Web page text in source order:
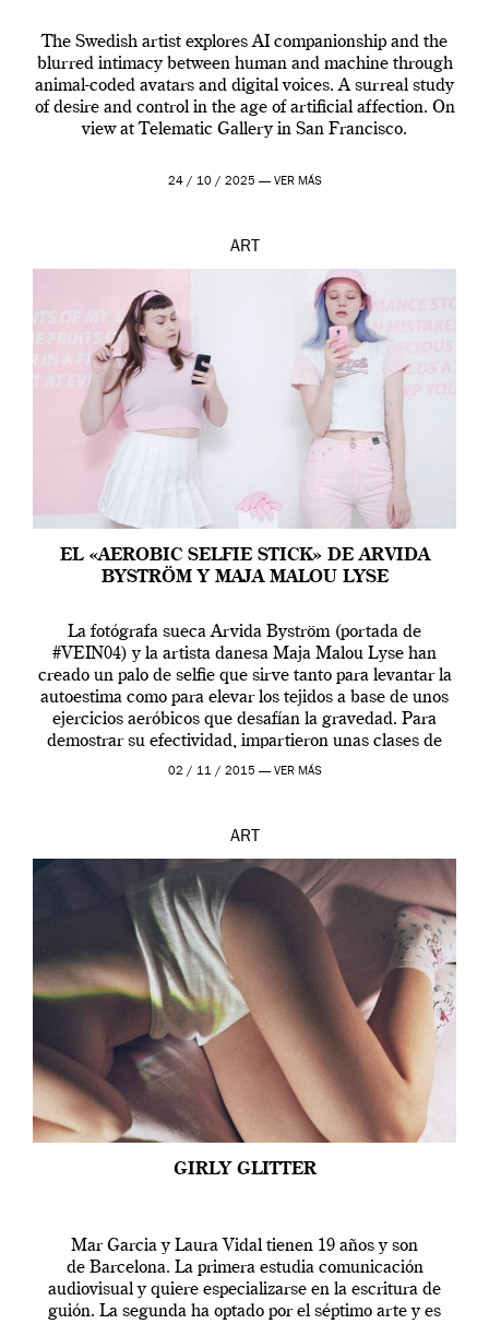
The Swedish artist explores AI companionship and the
blurred intimacy between human and machine through
animal-coded avatars and digital voices. A surreal study
of desire and control in the age of artificial affection. On
view at Telematic Gallery in San Francisco.
24 / 10 / 2025 — VER MÁS
ART
EL «AEROBIC SELFIE STICK» DE ARVIDA
BYSTRÖM Y MAJA MALOU LYSE
La fotógrafa sueca Arvida Byström (portada de
#VEIN04) y la artista danesa Maja Malou Lyse han
creado un palo de selfie que sirve tanto para levantar la
autoestima como para elevar los tejidos a base de unos
ejercicios aeróbicos que desafían la gravedad. Para
demostrar su efectividad, impartieron unas clases de
prueba en el Tate […]
02 / 11 / 2015 — VER MÁS
ART
GIRLY GLITTER
Mar Garcia y Laura Vidal tienen 19 años y son
de Barcelona. La primera estudia comunicación
audiovisual y quiere especializarse en la escritura de
guión. La segunda ha optado por el séptimo arte y es